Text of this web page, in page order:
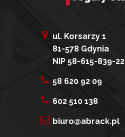
ul. Korsarzy 1
81-578 Gdynia
NIP 58-615-839-22
58 620 92 09
602 510 138
biuro@abrack.pl